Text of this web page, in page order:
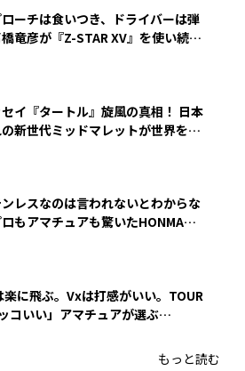
ローチは食いつき、ドライバーは弾
竜彦が『Z-STAR XV』を使い続け
イ『タートル』旋風の真相！ 日本
新世代ミッドマレットが世界を席
ンレスなのは言われないとわからな
もアマチュアも驚いたHONMA
楽に飛ぶ。Vxは打感がいい。TOUR
コいい」アマチュアが選ぶ
もっと読む